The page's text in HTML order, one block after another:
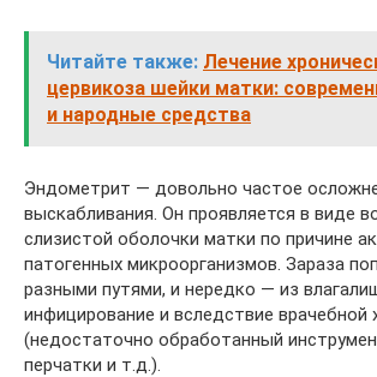
Читайте также: Лечение
цервикоза шейки матки:
и народные средства
Эндометрит ― довольно частое
выскабливания. Он проявляется в виде
слизистой оболочки матки по причине
патогенных микроорганизмов. Зараза
разными путями, и нередко ― из
инфицирование и вследствие врачебной
(недостаточно обработанный
перчатки и т.д.).